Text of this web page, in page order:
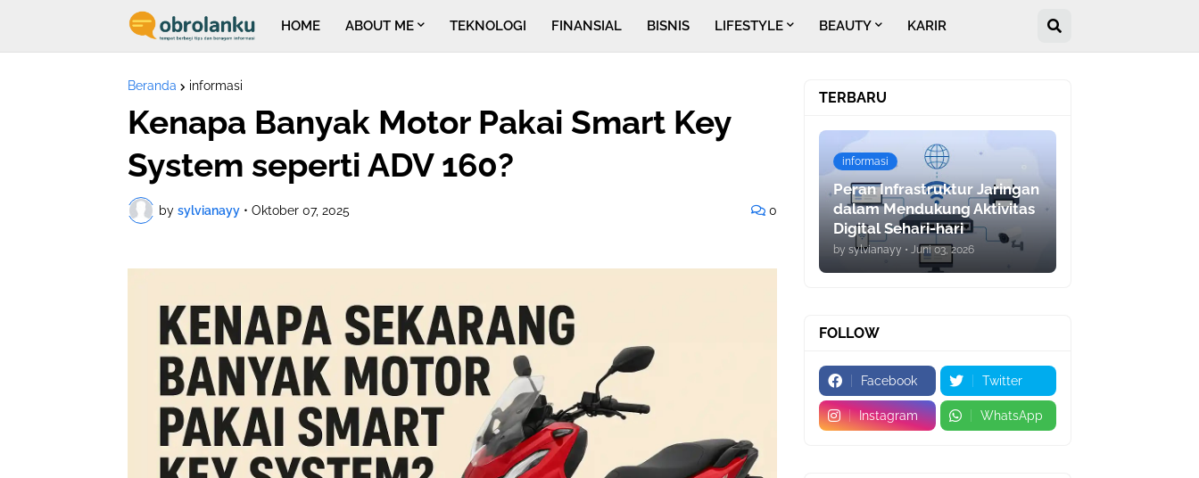
HOME ABOUT ME TEKNOLOGI FINANSIAL BISNIS LIFESTYLE BEAUTY KARIR
Beranda informasi
Kenapa Banyak Motor Pakai Smart Key
System seperti ADV 160?
by sylvianayy • Oktober 07, 2025 0
TERBARU
informasi
Peran Infrastruktur Jaringan
dalam Mendukung Aktivitas
Digital Sehari-hari
by sylvianayy • Juni 03, 2026
FOLLOW
Facebook Twitter
Instagram WhatsApp